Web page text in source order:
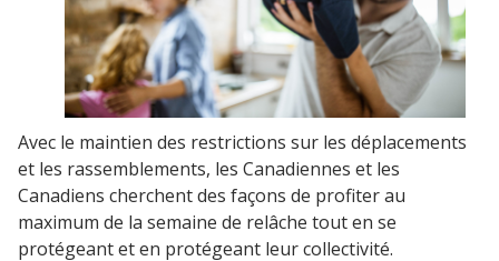
Avec le maintien des restrictions sur les déplacements
et les rassemblements, les Canadiennes et les
Canadiens cherchent des façons de profiter au
maximum de la semaine de relâche tout en se
protégeant et en protégeant leur collectivité.